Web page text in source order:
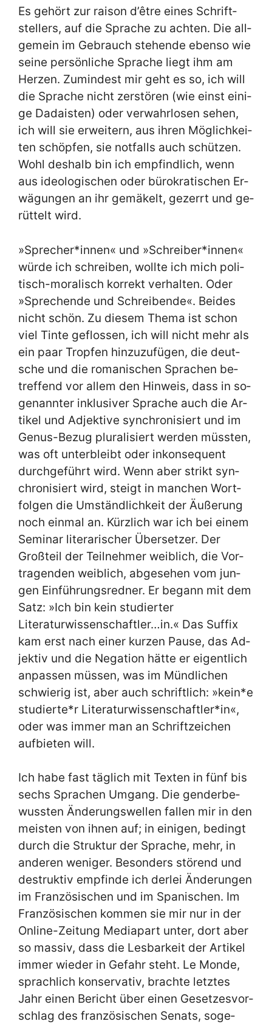
Es ge­hört zur rai­son d’être ei­nes Schrift­
stel­lers, auf die Spra­che zu ach­ten. Die all­
ge­mein im Ge­brauch ste­hen­de eben­so wie
sei­ne per­sön­li­che Spra­che liegt ihm am
Her­zen. Zu­min­dest mir geht es so, ich will
die Spra­che nicht zer­stö­ren (wie einst ei­ni­
ge Da­da­isten) oder ver­wahr­lo­sen se­hen,
ich will sie er­wei­tern, aus ih­ren Mög­lich­kei­
ten schöp­fen, sie not­falls auch schüt­zen.
Wohl des­halb bin ich emp­find­lich, wenn
aus ideo­lo­gi­schen oder bü­ro­kra­ti­schen Er­
wä­gun­gen an ihr ge­mä­kelt, ge­zerrt und ge­
rüt­telt wird.
»Sprecher*innen« und »Schreiber*innen«
wür­de ich schrei­ben, woll­te ich mich po­li­
tisch-mo­ra­lisch kor­rekt ver­hal­ten. Oder
»Spre­chen­de und Schrei­ben­de«. Bei­des
nicht schön. Zu die­sem The­ma ist schon
viel Tin­te ge­flos­sen, ich will nicht mehr als
ein paar Trop­fen hin­zu­zu­fü­gen, die deut­
sche und die ro­ma­ni­schen Spra­chen be­
tref­fend vor al­lem den Hin­weis, dass in so­
ge­nann­ter in­klu­si­ver Spra­che auch die Ar­
ti­kel und Ad­jek­ti­ve syn­chro­ni­siert und im
Ge­nus-Be­zug plu­ra­li­siert wer­den müss­ten,
was oft un­ter­bleibt oder in­kon­se­quent
durch­ge­führt wird. Wenn aber strikt syn­
chro­ni­siert wird, steigt in man­chen Wort­
fol­gen die Um­ständ­lich­keit der Äu­ße­rung
noch ein­mal an. Kürz­lich war ich bei ei­nem
Se­mi­nar li­te­ra­ri­scher Über­set­zer. Der
Groß­teil der Teil­neh­mer weib­lich, die Vor­
tra­gen­den weib­lich, ab­ge­se­hen vom jun­
gen Ein­füh­rungs­red­ner. Er be­gann mit dem
Satz: »Ich bin kein stu­dier­ter
Literaturwissenschaftler…in.« Das Suf­fix
kam erst nach ei­ner kur­zen Pau­se, das Ad­
jek­tiv und die Ne­ga­ti­on hät­te er ei­gent­lich
an­pas­sen müs­sen, was im Münd­li­chen
schwie­rig ist, aber auch schrift­lich: »kein*e
studierte*r Literaturwissenschaftler*in«,
oder was im­mer man an Schrift­zei­chen
auf­bie­ten will.
Ich ha­be fast täg­lich mit Tex­ten in fünf bis
sechs Spra­chen Um­gang. Die gen­der­be­
wuss­ten Än­de­rungs­wel­len fal­len mir in den
mei­sten von ih­nen auf; in ei­ni­gen, be­dingt
durch die Struk­tur der Spra­che, mehr, in
an­de­ren we­ni­ger. Be­son­ders stö­rend und
de­struk­tiv emp­fin­de ich der­lei Än­de­run­gen
im Fran­zö­si­schen und im Spa­ni­schen. Im
Fran­zö­si­schen kom­men sie mir nur in der
On­line-Zei­tung Me­dia­part un­ter, dort aber
so mas­siv, dass die Les­bar­keit der Ar­ti­kel
im­mer wie­der in Ge­fahr steht. Le Mon­de,
sprach­lich kon­ser­va­tiv, brach­te letz­tes
Jahr ei­nen Be­richt über ei­nen Ge­set­zes­vor­
schlag des fran­zö­si­schen Se­nats, so­ge­